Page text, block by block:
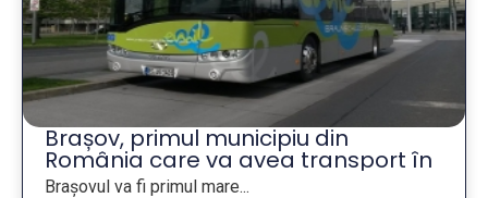
Brașov, primul municipiu din
România care va avea transport în
comun 100% electric
Braşovul va fi primul mare...